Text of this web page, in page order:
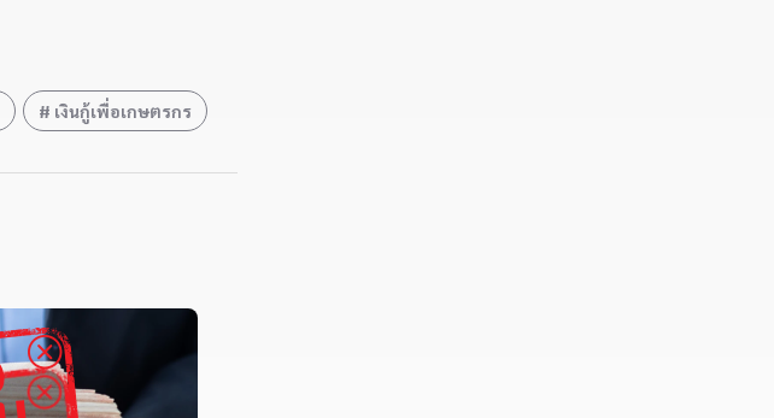
เงินกู้เพื่อเกษตรกร